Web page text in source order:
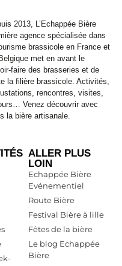
2013, L’Echappée Bière
agence spécialisée dans
brassicole en France et
met en avant le
faire des brasseries et de
la filière brassicole. Activités,
rencontres, visites,
Venez découvrir avec
la bière artisanale.
ALLER PLUS
LOIN
Echappée Bière
Evénementiel
Route Bière
Festival Bière à lille
Fêtes de la bière
Le blog Echappée
Bière